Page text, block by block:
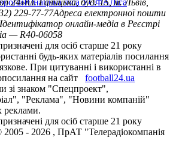
Юнацька ліга УЄФАЛіга
24»пл. Галицька, буд. 15, м. Львів,
229-77-77Адреса електронної пошти
Ідентифікатор онлайн-медіа в Реєстрі
— R40-06058
для осіб старше 21 року
будь-яких матеріалів посилання
При цитуванні і використанні в
на сайт
football24.ua
зі знаком "Спецпроект",
"Реклама", "Новини компаній"
реклами.
для осіб старше 21 року
2005 - 2026 , ПрАТ "Телерадіокомпанія